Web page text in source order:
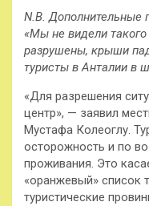
N.B. Дополнительные
«Мы не видели
разрушены, крыши
туристы в Анталии в
«Для разрешения
центр», — заявил
Мустафа Колеоглу.
осторожность и по
проживания. Это
«оранжевый» список
туристические